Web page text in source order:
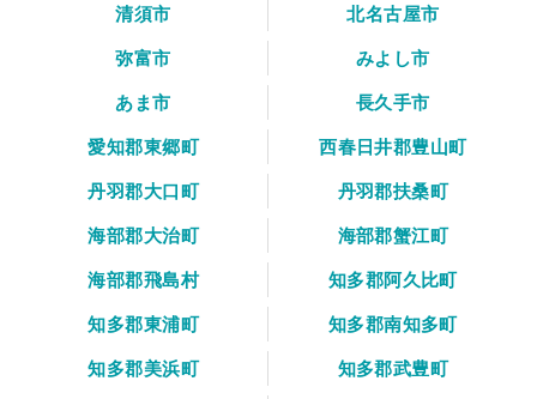
清須市
北名古屋市
弥富市
みよし市
あま市
長久手市
愛知郡東郷町
西春日井郡豊山町
丹羽郡大口町
丹羽郡扶桑町
海部郡大治町
海部郡蟹江町
海部郡飛島村
知多郡阿久比町
知多郡東浦町
知多郡南知多町
知多郡美浜町
知多郡武豊町